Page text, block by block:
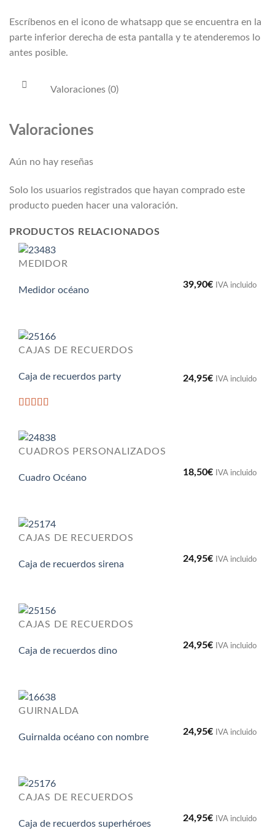
Escríbenos en el icono de whatsapp que se encuentra en la
parte inferior derecha de esta pantalla y te atenderemos lo
antes posible.
Valoraciones (0)
Valoraciones
Aún no hay reseñas
Solo los usuarios registrados que hayan comprado este
producto pueden hacer una valoración.
PRODUCTOS RELACIONADOS
MEDIDOR
Medidor océano
39,90€ IVA incluido
CAJAS DE RECUERDOS
Caja de recuerdos party 24,95€ IVA incluido
CUADROS PERSONALIZADOS
Cuadro Océano
18,50€ IVA incluido
CAJAS DE RECUERDOS
Caja de recuerdos sirena
24,95€ IVA incluido
CAJAS DE RECUERDOS
Caja de recuerdos dino
24,95€ IVA incluido
GUIRNALDA
Guirnalda océano con nombre
24,95€ IVA incluido
CAJAS DE RECUERDOS
Caja de recuerdos superhéroes
24,95€ IVA incluido